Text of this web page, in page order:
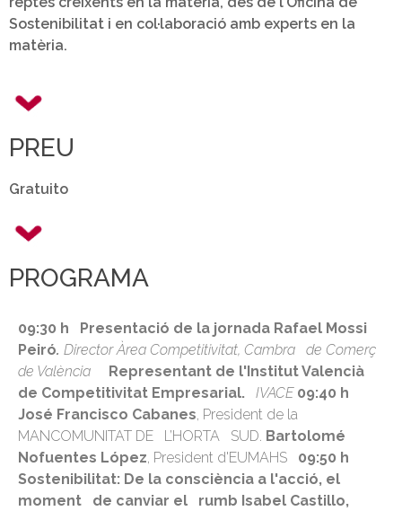
Sostenibilitat i en col·laboració amb experts en la
matèria.
PREU
Gratuito
PROGRAMA
09:30 h Presentació de la jornada Rafael Mossi
Peiró. DirectorÀrea Competitivitat, Cambra de Comerç
de València
Representant de l'InstitutValencià
de Competitivitat Empresarial. IVACE 09:40 h
José Francisco Cabanes , President de la
MANCOMUNITAT DE L’HORTA SUD. Bartolomé
Nofuentes López , President d'EUMAHS 09:50 h
Sostenibilitat: De la consciència a l'acció, el
moment de canviar el rumb Isabel Castillo,